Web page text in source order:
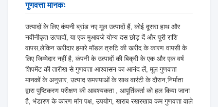
गुणवत्ता मानकः
उत्पादों के लिए कंपनी ब्रांड नए मूल उत्पादों हैं, कोई दूसरा हाथ और
नवीनीकृत उत्पादों, या एक मुआवजे योग्य दस छोड़ दें और पूरी राशि
वापस,लेकिन खरीदार हमारे मॉडल त्रुटि की खरीद के कारण वापसी के
लिए जिम्मेदार नहीं है, कंपनी के उत्पादों की बिक्री के एक और एक वर्ष
शिपमेंट की तारीख से गुणवत्ता आश्वासन का आनंद लें, मूल गुणवत्ता
मानकों के अनुसार, उत्पाद समस्याओं के साथ वारंटी के दौरान,निर्माता
द्वारा पुष्टिकरण परीक्षण की आवश्यकता , आपूर्तिकर्ता को हल किया जाना
है, भंडारण के कारण मांग पक्ष, उपयोग, खराब रखरखाव कम गुणवत्ता वाले